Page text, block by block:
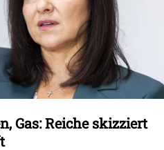
Gas: Reiche skizziert